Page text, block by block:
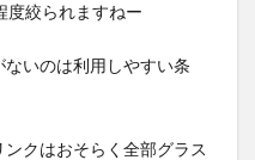
度絞られますねー
いのは利用しやすい条
クはおそらく全部グラス